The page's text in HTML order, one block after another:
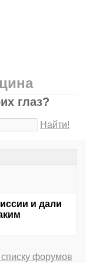
глаз?
Найти!
и дали
списку форумов